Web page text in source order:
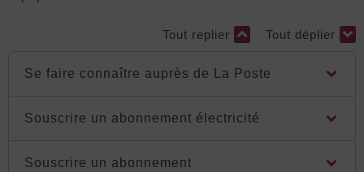
Tout replier Tout déplier
Se faire connaître auprès de La Poste
Souscrire un abonnement électricité
Souscrire un abonnement